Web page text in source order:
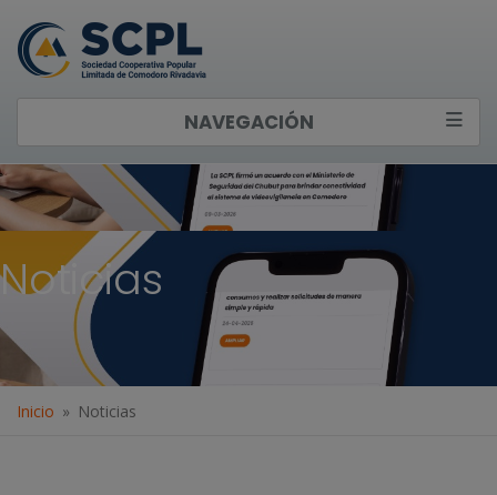
NAVEGACIÓN
Noticias
Inicio Noticias